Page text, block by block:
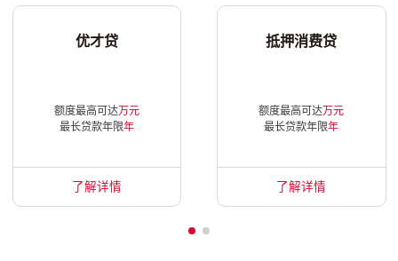
优才贷
额度最高可达万元
最长贷款年限年
了解详情
抵押消费贷
额度最高可达万元
最长贷款年限年
了解详情